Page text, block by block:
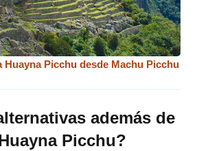
Huayna Picchu desde Machu Picchu
además de
Picchu?